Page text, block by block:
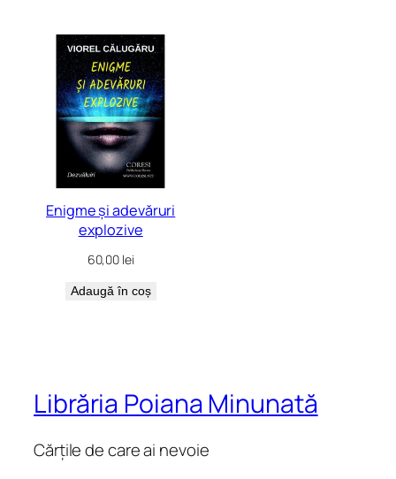
Enigme și adevăruri
explozive
60,00 lei
Adaugă în coș
Librăria Poiana Minunată
Cărțile de care ai nevoie